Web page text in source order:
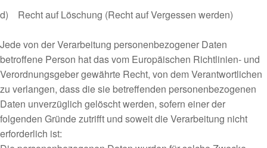
d) Recht auf Löschung (Recht auf Vergessen werden)
Jede von der Verarbeitung personenbezogener Daten
betroffene Person hat das vom Europäischen Richtlinien- und
Verordnungsgeber gewährte Recht, von dem Verantwortlichen
zu verlangen, dass die sie betreffenden personenbezogenen
Daten unverzüglich gelöscht werden, sofern einer der
folgenden Gründe zutrifft und soweit die Verarbeitung nicht
erforderlich ist: